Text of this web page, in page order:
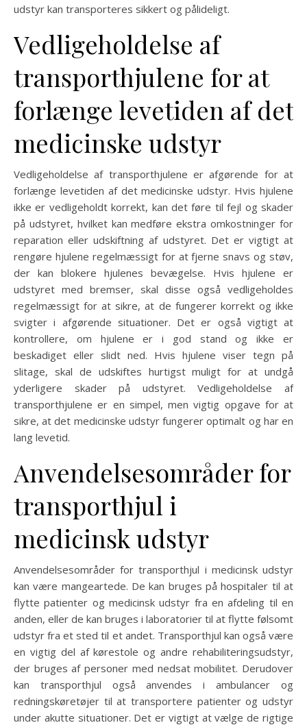
udstyr kan transporteres sikkert og pålideligt.
Vedligeholdelse af
transporthjulene for at
forlænge levetiden af det
medicinske udstyr
Vedligeholdelse af transporthjulene er afgørende for at
forlænge levetiden af det medicinske udstyr. Hvis hjulene
ikke er vedligeholdt korrekt, kan det føre til fejl og skader
på udstyret, hvilket kan medføre ekstra omkostninger for
reparation eller udskiftning af udstyret. Det er vigtigt at
rengøre hjulene regelmæssigt for at fjerne snavs og støv,
der kan blokere hjulenes bevægelse. Hvis hjulene er
udstyret med bremser, skal disse også vedligeholdes
regelmæssigt for at sikre, at de fungerer korrekt og ikke
svigter i afgørende situationer. Det er også vigtigt at
kontrollere, om hjulene er i god stand og ikke er
beskadiget eller slidt ned. Hvis hjulene viser tegn på
slitage, skal de udskiftes hurtigst muligt for at undgå
yderligere skader på udstyret. Vedligeholdelse af
transporthjulene er en simpel, men vigtig opgave for at
sikre, at det medicinske udstyr fungerer optimalt og har en
lang levetid.
Anvendelsesområder for
transporthjul i
medicinsk udstyr
Anvendelsesområder for transporthjul i medicinsk udstyr
kan være mangeartede. De kan bruges på hospitaler til at
flytte patienter og medicinsk udstyr fra en afdeling til en
anden, eller de kan bruges i laboratorier til at flytte følsomt
udstyr fra et sted til et andet. Transporthjul kan også være
en vigtig del af kørestole og andre rehabiliteringsudstyr,
der bruges af personer med nedsat mobilitet. Derudover
kan transporthjul også anvendes i ambulancer og
redningskøretøjer til at transportere patienter og udstyr
under akutte situationer. Det er vigtigt at vælge de rigtige